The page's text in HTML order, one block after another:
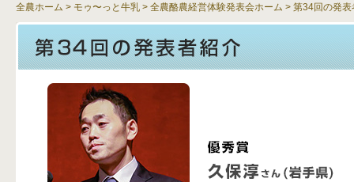
全農ホーム > モゥ〜っと牛乳 > 全農酪農経営体験発表会ホーム > 第34回の発表